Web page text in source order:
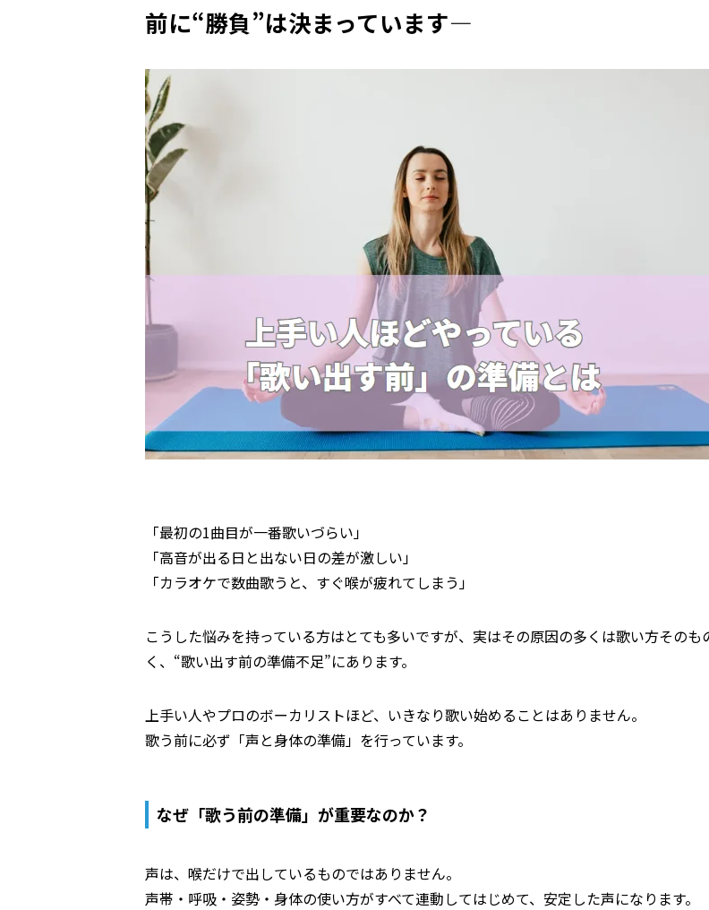
前に“勝負”は決まっています―
「最初の1曲目が一番歌いづらい」
「高音が出る日と出ない日の差が激しい」
「カラオケで数曲歌うと、すぐ喉が疲れてしまう」
こうした悩みを持っている方はとても多いですが、実はその原因の多くは歌い方そのも
く、“歌い出す前の準備不足”にあります。
上手い人やプロのボーカリストほど、いきなり歌い始めることはありません。
歌う前に必ず「声と身体の準備」を行っています。
なぜ「歌う前の準備」が重要なのか？
声は、喉だけで出しているものではありません。
声帯・呼吸・姿勢・身体の使い方がすべて連動してはじめて、安定した声になります。